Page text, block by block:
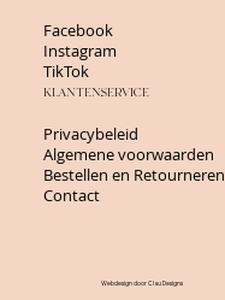
Facebook
Instagram
TikTok
KLANTENSERVICE
Privacybeleid
Algemene voorwaarden
Bestellen en Retourneren
Contact
Webdesign door Clau Designs